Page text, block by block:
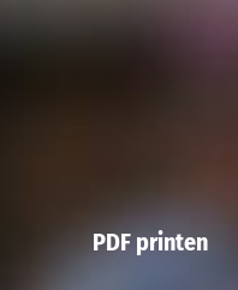
PDF printen